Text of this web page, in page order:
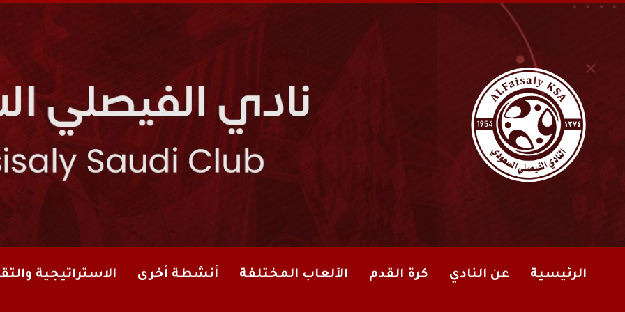
الرئيسية عن النادي كرة القدم الألعاب المختلفة أنشطة أخرى الاستراتيجية